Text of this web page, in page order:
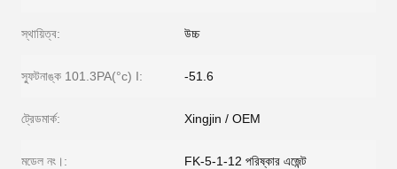
স্থায়িত্ব: উচ্চ
স্ফুটনাঙ্ক 101.3PA(°c) I: -51.6
ট্রেডমার্ক: Xingjin / OEM
মডেল নং।: FK-5-1-12 পরিষ্কার এজেন্ট